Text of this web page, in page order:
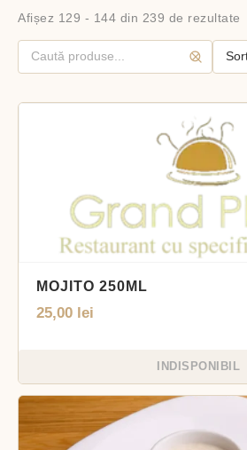
Afișez 129 - 144 din 239 de rezultate
MOJITO 250ML
25,00 lei
INDISPONIBIL